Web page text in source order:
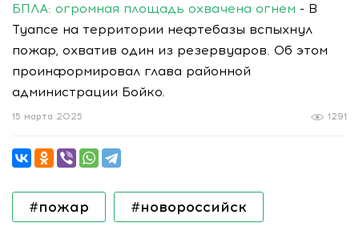
БПЛА: огромная площадь охвачена огнем - В
Туапсе на территории нефтебазы вспыхнул
пожар, охватив один из резервуаров. Об этом
проинформировал глава районной
администрации Бойко.
1291
15 марта 2025
#пожар #новороссийск